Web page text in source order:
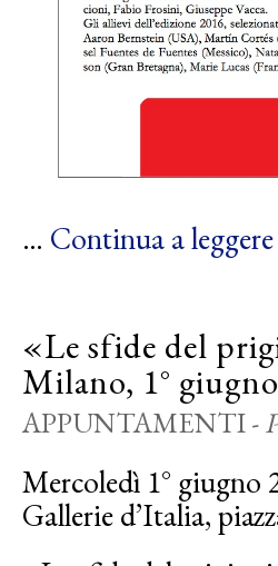
… Continua a leggere
«Le sfide del
Milano, 1°
APPUNTAMENTI-
Mercoledì 1° giugno
Gallerie d’Italia,